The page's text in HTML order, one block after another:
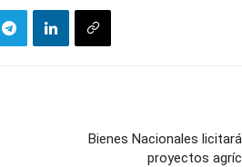
Bienes Nacionales
proyectos